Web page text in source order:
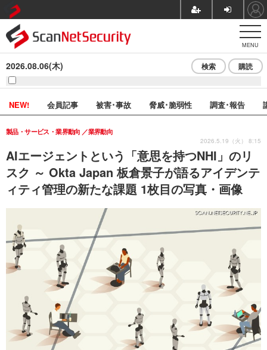
MENU
2026.08.06(木) 検索 購読
NEW! 会員記事 被害･事故 脅威･脆弱性 調査･報告
AIエージェントという「意思を持つNHI」のリ
スク ～ Okta Japan 板倉景子が語るアイデンテ
ィティ管理の新たな課題 1枚目の写真・画像
製品・サービス・業界動向 業界動向
2026.5.19（火） 8:15